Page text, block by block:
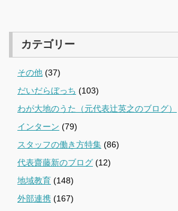
カテゴリー
その他 (37)
だいだらぼっち (103)
わが大地のうた（元代表辻英之のブログ）
インターン (79)
スタッフの働き方特集 (86)
代表齋藤新のブログ (12)
地域教育 (148)
外部連携 (167)